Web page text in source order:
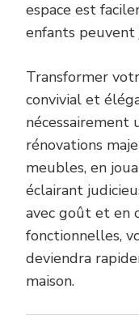
espace est
enfants
Transformer
convivial et
nécessairement
rénovations
meubles, en
éclairant
avec goût et en
fonctionnelles,
deviendra
maison.